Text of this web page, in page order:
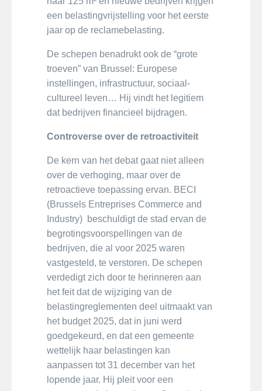
een belastingvrijstelling voor het eerste
jaar op de reclamebelasting.
De schepen benadrukt ook de “grote
troeven” van Brussel: Europese
instellingen, infrastructuur, sociaal-
cultureel leven… Hij vindt het legitiem
dat bedrijven financieel bijdragen.
Controverse over de retroactiviteit
De kern van het debat gaat niet alleen
over de verhoging, maar over de
retroactieve toepassing ervan. BECI
(Brussels Entreprises Commerce and
Industry) beschuldigt de stad ervan de
begrotingsvoorspellingen van de
bedrijven, die al voor 2025 waren
vastgesteld, te verstoren. De schepen
verdedigt zich door te herinneren aan
het feit dat de wijziging van de
belastingreglementen deel uitmaakt van
het budget 2025, dat in juni werd
goedgekeurd, en dat een gemeente
wettelijk haar belastingen kan
aanpassen tot 31 december van het
lopende jaar. Hij pleit voor een